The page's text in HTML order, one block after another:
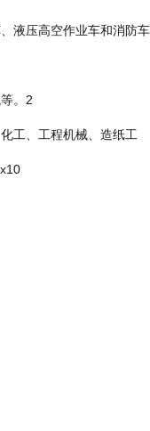
液压高空作业车和消防车
。2
工、工程机械、造纸工